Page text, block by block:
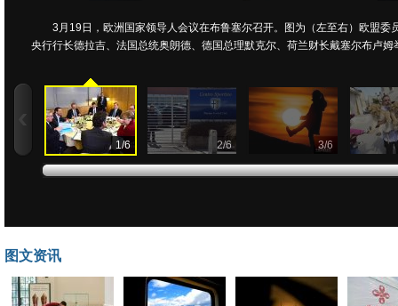
3月19日，欧洲国家领导人会议在布鲁塞尔召开。图为（左至右）欧盟
央行行长德拉吉、法国总统奥朗德、德国总理默克尔、荷兰财长戴塞尔布卢
1/6 2/6 3/6
图文资讯